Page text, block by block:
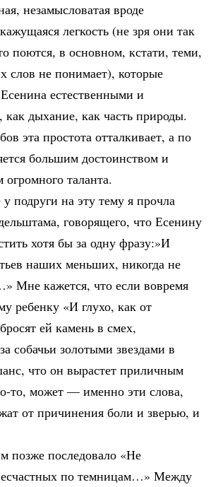
незамысловатая вроде
легкость (не зря они так
поются, в основном, кстати, теми,
слов не понимает), которые
естественными и
дыхание, как часть природы.
эта простота отталкивает, а по
большим достоинством и
огромного таланта.
подруги на эту тему я прочла
говорящего, что Есенину
хотя бы за одну фразу:»И
наших меньших, никогда не
Мне кажется, что если вовремя
ребенку «И глухо, как от
ей камень в смех,
собачьи золотыми звездами в
что он вырастет приличным
то, может — именно эти слова,
от причинения боли и зверью, и
позже последовало «Не
по темницам…» Между